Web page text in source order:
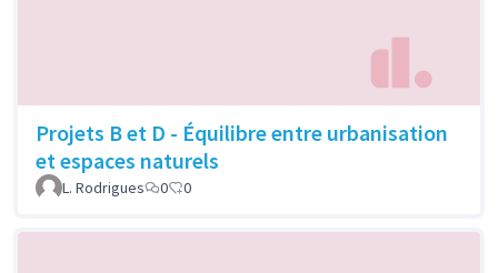
Projets B et D - Équilibre entre urbanisation
et espaces naturels
L. Rodrigues 0 0